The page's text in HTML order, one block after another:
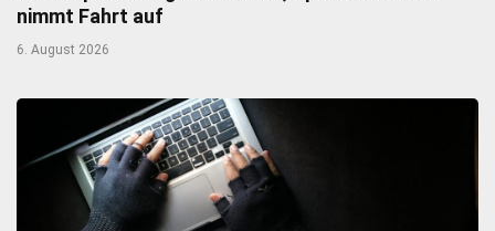
nimmt Fahrt auf
6. August 2026